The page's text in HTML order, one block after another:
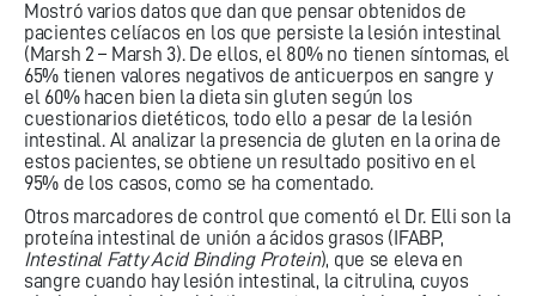
Mostró varios datos que dan que pensar obtenidos de
pacientes celíacos en los que persiste la lesión intestinal
(Marsh 2 – Marsh 3). De ellos, el 80% no tienen síntomas, el
65% tienen valores negativos de anticuerpos en sangre y
el 60% hacen bien la dieta sin gluten según los
cuestionarios dietéticos, todo ello a pesar de la lesión
intestinal. Al analizar la presencia de gluten en la orina de
estos pacientes, se obtiene un resultado positivo en el
95% de los casos, como se ha comentado.
Otros marcadores de control que comentó el Dr. Elli son la
proteína intestinal de unión a ácidos grasos (IFABP,
Intestinal Fatty Acid Binding Protein), que se eleva en
sangre cuando hay lesión intestinal, la citrulina, cuyos